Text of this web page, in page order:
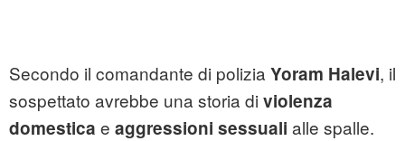
Secondo il comandante di polizia Yoram Halevi, il
sospettato avrebbe una storia di violenza
domestica e aggressioni sessuali alle spalle.